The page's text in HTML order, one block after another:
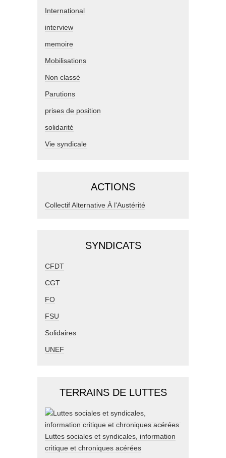
International
interview
memoire
Mobilisations
Non classé
Parutions
prises de position
solidarité
Vie syndicale
ACTIONS
Collectif Alternative À l'Austérité
SYNDICATS
CFDT
CGT
FO
FSU
Solidaires
UNEF
TERRAINS DE LUTTES
Luttes sociales et syndicales, information
critique et chroniques acérées